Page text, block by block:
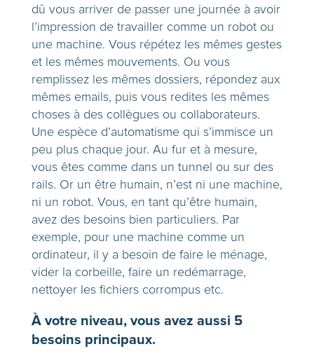
dû vous arriver de passer une journée à avoir
l’impression de travailler comme un robot ou
une machine. Vous répétez les mêmes gestes
et les mêmes mouvements. Ou vous
remplissez les mêmes dossiers, répondez aux
mêmes emails, puis vous redites les mêmes
choses à des collègues ou collaborateurs.
Une espèce d’automatisme qui s’immisce un
peu plus chaque jour. Au fur et à mesure,
vous êtes comme dans un tunnel ou sur des
rails. Or un être humain, n’est ni une machine,
ni un robot. Vous, en tant qu’être humain,
avez des besoins bien particuliers. Par
exemple, pour une machine comme un
ordinateur, il y a besoin de faire le ménage,
vider la corbeille, faire un redémarrage,
nettoyer les fichiers corrompus etc.
À votre niveau, vous avez aussi 5
besoins principaux.